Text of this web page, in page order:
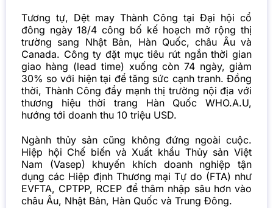
Tương tự, Dệt may Thành Công tại Đại hội cổ
đông ngày 18/4 công bố kế hoạch mở rộng thị
trường sang Nhật Bản, Hàn Quốc, châu Âu và
Canada. Công ty đặt mục tiêu rút ngắn thời gian
giao hàng (lead time) xuống còn 74 ngày, giảm
30% so với hiện tại để tăng sức cạnh tranh. Đồng
thời, Thành Công đẩy mạnh thị trường nội địa với
thương hiệu thời trang Hàn Quốc WHO.A.U,
hướng tới doanh thu 10 triệu USD.
Ngành thủy sản cũng không đứng ngoài cuộc.
Hiệp hội Chế biến và Xuất khẩu Thủy sản Việt
Nam (Vasep) khuyến khích doanh nghiệp tận
dụng các Hiệp định Thương mại Tự do (FTA) như
EVFTA, CPTPP, RCEP để thâm nhập sâu hơn vào
châu Âu, Nhật Bản, Hàn Quốc và Trung Đông.